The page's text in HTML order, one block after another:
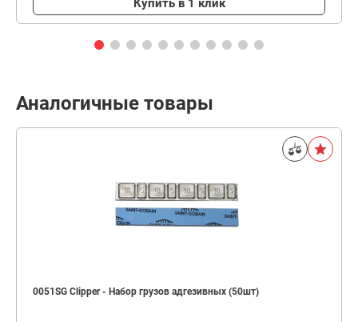
Аналогичные товары
0051SG Clipper - Набор грузов адгезивных (50шт)